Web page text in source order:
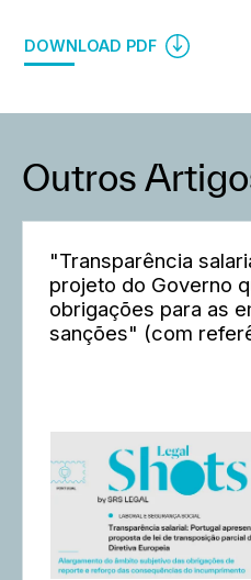
DOWNLOAD PDF
Outros
"Transparência
projeto do Governo
obrigações para as
sanções" (com